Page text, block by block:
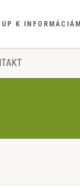
K INFORMÁCIÁM